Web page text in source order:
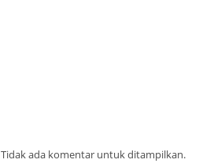
Tidak ada komentar untuk ditampilkan.